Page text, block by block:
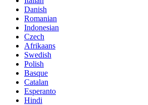
Danish
Romanian
Indonesian
Czech
Afrikaans
Swedish
Polish
Basque
Catalan
Esperanto
Hindi